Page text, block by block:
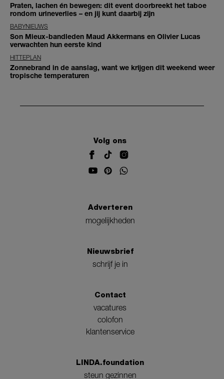
Praten, lachen én bewegen: dit event doorbreekt het taboe
rondom urineverlies – en jij kunt daarbij zijn
BABYNIEUWS
Son Mieux-bandleden Maud Akkermans en Olivier Lucas
verwachten hun eerste kind
HITTEPLAN
Zonnebrand in de aanslag, want we krijgen dit weekend weer
tropische temperaturen
Volg ons
Adverteren
mogelijkheden
Nieuwsbrief
schrijf je in
Contact
vacatures
colofon
klantenservice
LINDA.foundation
steun gezinnen